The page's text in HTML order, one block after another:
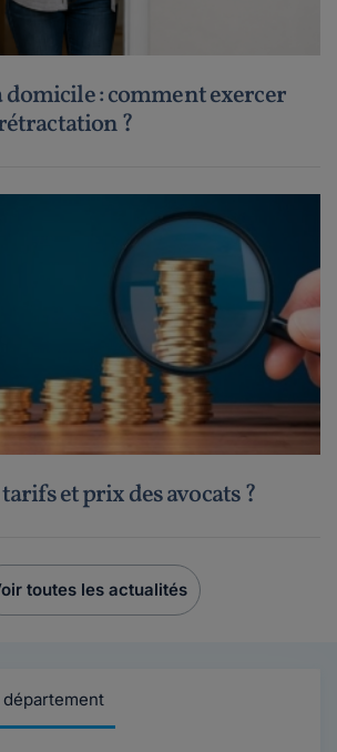
domicile : comment exercer
?
et prix des avocats ?
toutes les actualités